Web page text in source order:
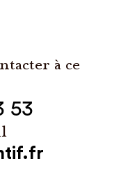
à ce
53